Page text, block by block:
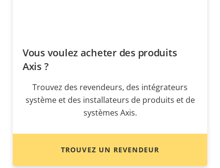
Vous voulez acheter des produits
Axis ?
Trouvez des revendeurs, des intégrateurs
système et des installateurs de produits et de
systèmes Axis.
TROUVEZ UN REVENDEUR